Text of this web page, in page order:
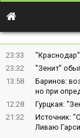
23:33
"Краснодар"
23:32
"Зенит"
13:58
Баринов:
но при
12:28
Гурцкая:
21:32
Источник:
Ливаю